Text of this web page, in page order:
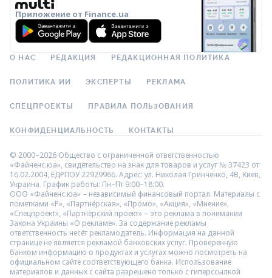
Приложение от Finance.ua
О НАС РЕДАКЦИЯ РЕДАКЦИОННАЯ ПОЛИТИКА
ПОЛИТИКА ИИ ЭКСПЕРТЫ РЕКЛАМА
СПЕЦПРОЕКТЫ ПРАВИЛА ПОЛЬЗОВАНИЯ
КОНФИДЕНЦИАЛЬНОСТЬ КОНТАКТЫ
© 2000–2026 Общество с ограниченной ответственностью
«Файненс.юа», свидетельство на знак для товаров и услуг № 37423 от
16.02.2004, ЕДРПОУ 22929966. Адрес: ул. Николая Гринченко, 4В, Киев,
Украина. График работы: Пн–Пт 9:00–18:00.
ООО «Файненс.юа» – независимый финансовый портал. Материалы с
пометками «Р», «Партнёрская», «Промо», «Акция», «Мнение»,
«Спецпроект», «Партнёрский проект» – это реклама в понимании
Закона Украины «О рекламе». За содержание рекламы
ответственность несёт рекламодатель. Информация на данной
странице не является рекламой банковских услуг. Проверенную
банком информацию о продуктах и услугах можно посмотреть на
официальном сайте соответствующего банка. Использование
материалов и данных с сайта разрешено только с гиперссылкой